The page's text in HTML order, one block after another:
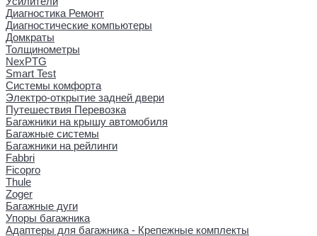
Диагностика Ремонт
Диагностические компьютеры
Домкраты
Толщинометры
NexPTG
Smart Test
Системы комфорта
Электро-открытие задней двери
Путешествия Перевозка
Багажники на крышу автомобиля
Багажные системы
Багажники на рейлинги
Fabbri
Ficopro
Thule
Zoger
Багажные дуги
Упоры багажника
Адаптеры для багажника - Крепежные комплекты